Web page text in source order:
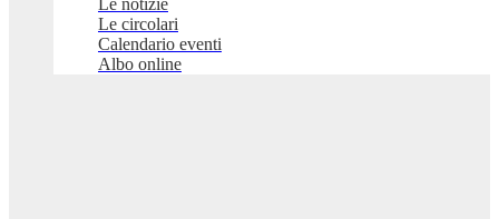
Le notizie
Le circolari
Calendario eventi
Albo online